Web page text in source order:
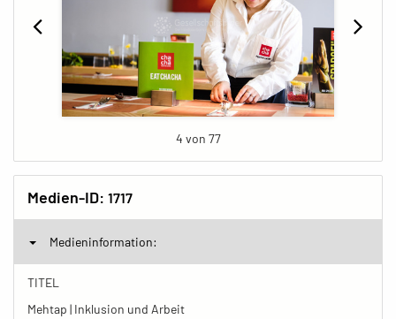
4 von 77
Medien-ID: 1717
Medieninformation:
TITEL
Mehtap | Inklusion und Arbeit